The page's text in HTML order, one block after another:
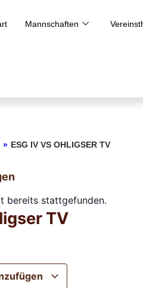
Mannschaften
» ESG IV VS OHLIGSER TV
bereits stattgefunden.
TV